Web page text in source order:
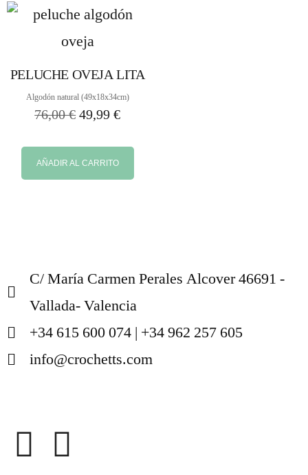
PELUCHE OVEJA LITA
Algodón natural (49x18x34cm)
76,00€ 49,99€
AÑADIR AL CARRITO
C/ María Carmen Perales Alcover 46691 -
Vallada- Valencia
+34 615 600 074 | +34 962 257 605
info@crochetts.com